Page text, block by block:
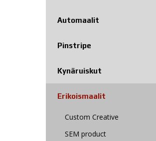
Automaalit
Pinstripe
Kynäruiskut
Erikoismaalit
Custom Creative
SEM product